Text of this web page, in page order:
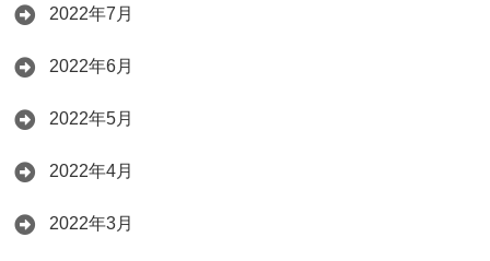
2022年7月
2022年6月
2022年5月
2022年4月
2022年3月